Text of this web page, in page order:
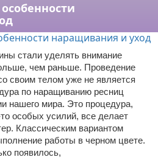
стали уделять внимание
чем раньше. Проведение
своим телом уже не является
по наращиванию ресниц
нашего мира. Это процедура,
особых усилий, все делает
Классическим вариантом
работы в черном цвете.
появилось,